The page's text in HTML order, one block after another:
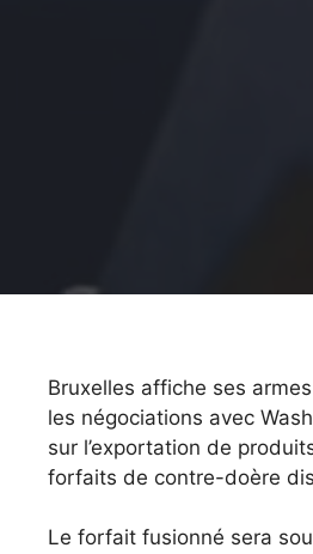
Bruxelles affiche ses
les négociations avec
sur l’exportation de
forfaits de contre-doère
Le forfait fusionné sera